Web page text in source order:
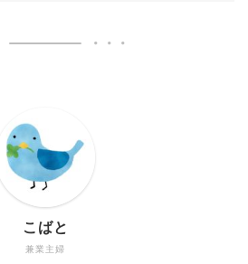
兼業主婦
こばと